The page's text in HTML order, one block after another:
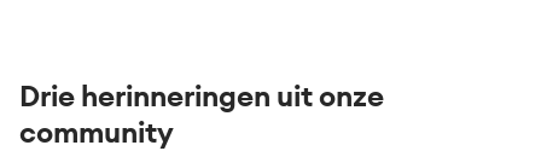
Drie herinneringen uit onze
community